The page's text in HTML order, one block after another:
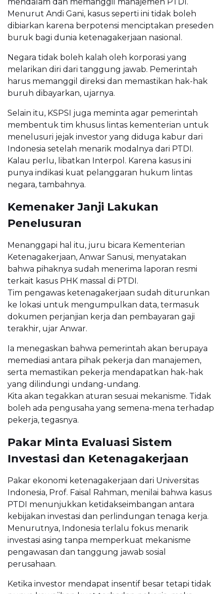
Menurut Andi Gani, kasus seperti ini tidak boleh
dibiarkan karena berpotensi menciptakan preseden
buruk bagi dunia ketenagakerjaan nasional.
Negara tidak boleh kalah oleh korporasi yang
melarikan diri dari tanggung jawab. Pemerintah
harus memanggil direksi dan memastikan hak-hak
buruh dibayarkan, ujarnya.
Selain itu, KSPSI juga meminta agar pemerintah
membentuk tim khusus lintas kementerian untuk
menelusuri jejak investor yang diduga kabur dari
Indonesia setelah menarik modalnya dari PTDI.
Kalau perlu, libatkan Interpol. Karena kasus ini
punya indikasi kuat pelanggaran hukum lintas
negara, tambahnya.
Kemenaker Janji Lakukan
Penelusuran
Menanggapi hal itu, juru bicara Kementerian
Ketenagakerjaan, Anwar Sanusi, menyatakan
bahwa pihaknya sudah menerima laporan resmi
terkait kasus PHK massal di PTDI.
Tim pengawas ketenagakerjaan sudah diturunkan
ke lokasi untuk mengumpulkan data, termasuk
dokumen perjanjian kerja dan pembayaran gaji
terakhir, ujar Anwar.
Ia menegaskan bahwa pemerintah akan berupaya
memediasi antara pihak pekerja dan manajemen,
serta memastikan pekerja mendapatkan hak-hak
yang dilindungi undang-undang.
Kita akan tegakkan aturan sesuai mekanisme. Tidak
boleh ada pengusaha yang semena-mena terhadap
pekerja, tegasnya.
Pakar Minta Evaluasi Sistem
Investasi dan Ketenagakerjaan
Pakar ekonomi ketenagakerjaan dari Universitas
Indonesia, Prof. Faisal Rahman, menilai bahwa kasus
PTDI menunjukkan ketidakseimbangan antara
kebijakan investasi dan perlindungan tenaga kerja.
Menurutnya, Indonesia terlalu fokus menarik
investasi asing tanpa memperkuat mekanisme
pengawasan dan tanggung jawab sosial
perusahaan.
Ketika investor mendapat insentif besar tetapi tidak